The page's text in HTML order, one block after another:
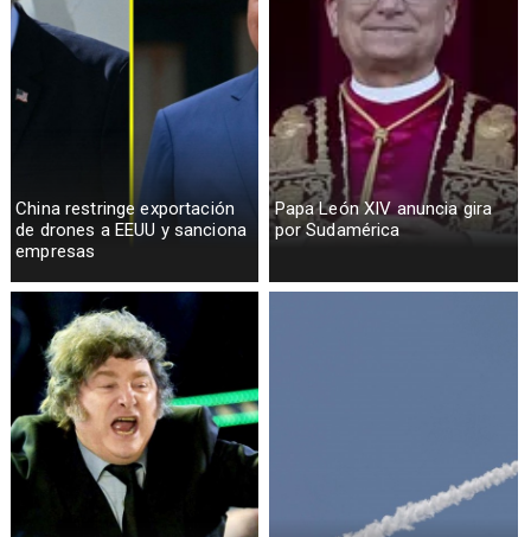
China restringe exportación
de drones a EEUU y sanciona
empresas
Papa León XIV anuncia gira
por Sudamérica